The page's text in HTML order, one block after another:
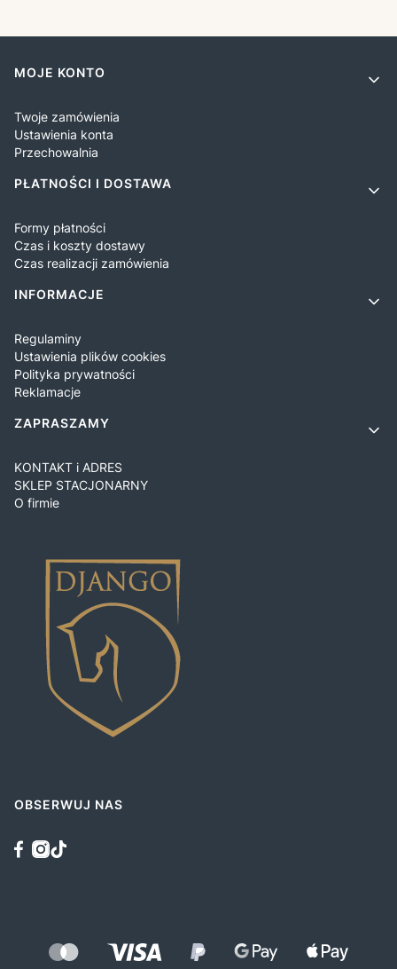
Linki w stopce
MOJE KONTO
Twoje zamówienia
Ustawienia konta
Przechowalnia
PŁATNOŚCI I DOSTAWA
Formy płatności
Czas i koszty dostawy
Czas realizacji zamówienia
INFORMACJE
Regulaminy
Ustawienia plików cookies
Polityka prywatności
Reklamacje
ZAPRASZAMY
KONTAKT i ADRES
SKLEP STACJONARNY
O firmie
OBSERWUJ NAS